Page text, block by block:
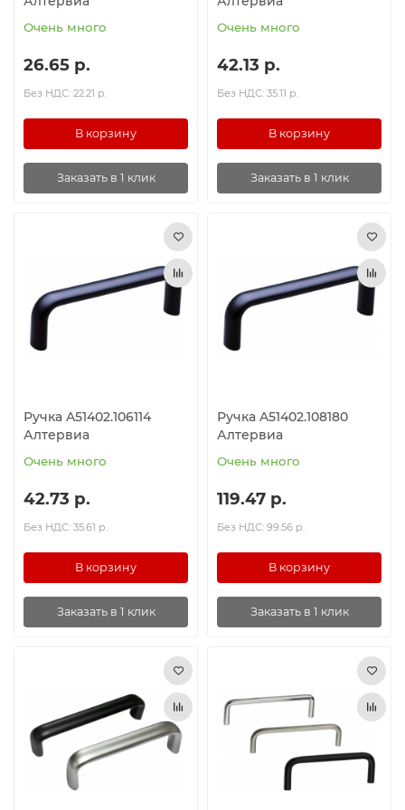
Очень много
26.65 р.
Без НДС: 22.21 р.
В корзину
Заказать в 1 клик
Очень много
42.13 р.
Без НДС: 35.11 р.
В корзину
Заказать в 1 клик
Ручка A51402.106114
Алтервиа
Очень много
42.73 р.
Без НДС: 35.61 р.
В корзину
Заказать в 1 клик
Ручка A51402.108180
Алтервиа
Очень много
119.47 р.
Без НДС: 99.56 р.
В корзину
Заказать в 1 клик